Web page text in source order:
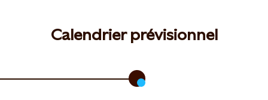
Calendrier prévisionnel